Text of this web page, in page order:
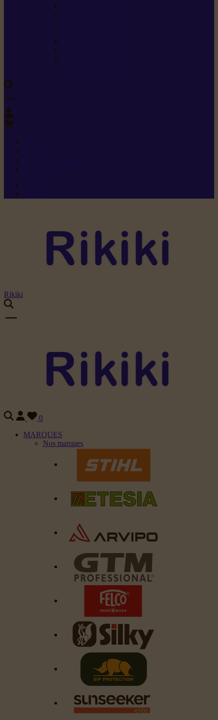
Rikiki
0
MARQUES
Nos marques